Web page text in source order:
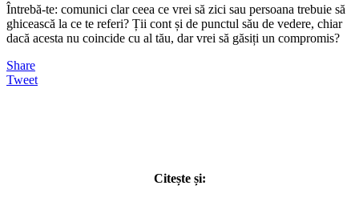
Întrebă-te: comunici clar ceea ce vrei să zici sau persoana trebuie să
ghicească la ce te referi? Ții cont și de punctul său de vedere, chiar
dacă acesta nu coincide cu al tău, dar vrei să găsiți un compromis?
Share
Tweet
Citește și: